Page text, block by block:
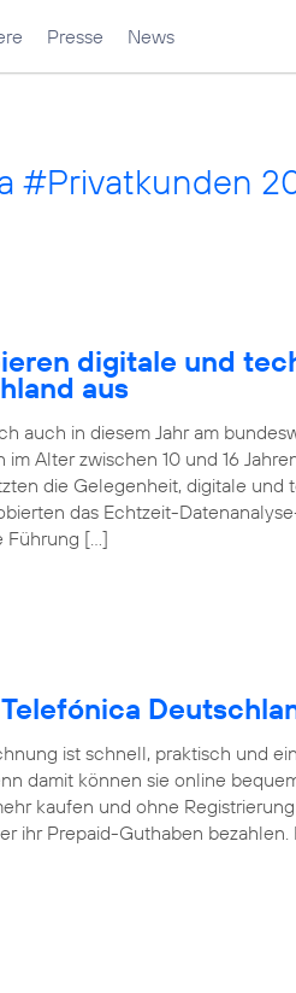
Presse News
#Privatkunden
digitale und
aus
auch in diesem Jahr am
Alter zwischen 10 und 16
die Gelegenheit, digitale und
das Echtzeit-
Führung […]
ist schnell, praktisch und
damit können sie online
kaufen und ohne
ihr Prepaid-Guthaben bezahlen.